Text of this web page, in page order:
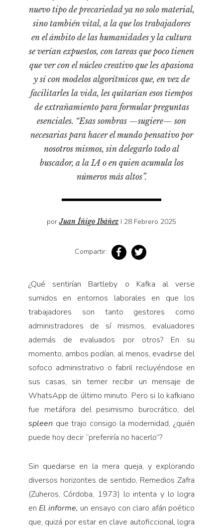
Narrativas visuales
Pensamiento
Pensamiento ilustrado
Personajes secundarios
Política
Relecturas
Turismo accidental
Vidas paralelas
nuevo tipo de precariedad ya no solo material,
sino también vital, a la que los trabajadores
en el ámbito de las humanidades y la cultura
se verían expuestos, con tareas que poco tienen
que ver con el núcleo creativo que les apasiona
y sí con modelos algorítmicos que, en vez de
facilitarles la vida, les quitarían esos tiempos
de extrañamiento para formular preguntas
esenciales. “Esas sombras —sugiere— son
necesarias para hacer el mundo pensativo por
nosotros mismos, sin delegarlo todo al
buscador, a la IA o en quien acumula los
números más altos”.
porJuan Íñigo Ibáñez I 28 Febrero 2025
Compartir:
¿Qué sentirían Bartleby o Kafka al verse
sumidos en entornos laborales en que los
trabajadores son tanto gestores como
administradores de sí mismos, evaluadores
además de evaluados por otros? En su
momento, ambos podían, al menos, evadirse del
sofoco administrativo o fabril recluyéndose en
sus casas, sin temer recibir un mensaje de
WhatsApp de último minuto. Pero si lo kafkiano
fue metáfora del pesimismo burocrático, del
spleen que trajo consigo la modernidad, ¿quién
puede hoy decir “preferiría no hacerlo”?
Sin quedarse en la mera queja, y explorando
diversos horizontes de sentido, Remedios Zafra
(Zuheros, Córdoba, 1973) lo intenta y lo logra
en El informe, un ensayo con claro afán poético
que, quizá por estar en clave autoficcional, logra